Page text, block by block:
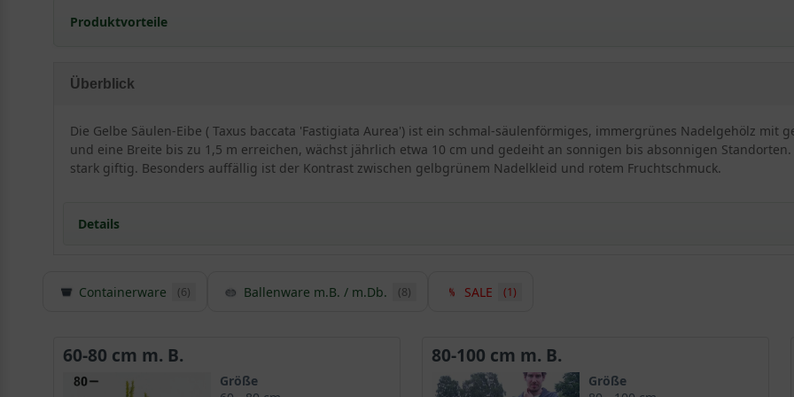
Produktvorteile
benötigt kein Beschnitt
extrem robust und anspruchslos
ansprechende, rote Frucht
starke, widerstandsfähige Wurzeln
sehr auffällige Farbe
geringer Jahreszuwachs
Überblick
Die Gelbe Säulen-Eibe ( Taxus baccata 'Fastigiata Aurea') ist ein schmal-säulenförmiges, immergrünes Nadelgehölz mit
und eine Breite bis zu 1,5 m erreichen, wächst jährlich etwa 10 cm und gedeiht an sonnigen bis absonnigen
stark giftig. Besonders auffällig ist der Kontrast zwischen gelbgrünem Nadelkleid und rotem Fruchtschmuck.
Details
Detaillierte Informationen Gelbe Säulen-Eibe / Taxus baccata 'Fastigiata Aurea' (Synonym: Taxus baccata
brilliert durch eine äußerst schmale und säulenförmige Wuchsform. Seine Langlebigkeit, Robustheit und
für Ihren Garten. Durch die strahlende und außergewöhnliche gelbgrüne Farbe steht diese Pflanze im tollen Kontrast zu
außergewöhnlicher Hingucker, welcher Ihr Gärtnerherz höherschlagen lässt.Hierfinden Sie alle Taxus Sorten.
Containerware (6) Ballenware m.B. / m.Db. (8) SALE (1)
60-80 cm m. B.
Größe
80-100 cm m. B.
Größe